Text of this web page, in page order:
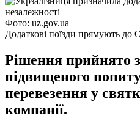
Фото: uz.gov.ua
Додаткові поїзди прямують до
Рішення прийнято
підвищеного
перевезення у
компанії.